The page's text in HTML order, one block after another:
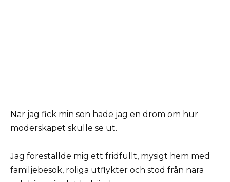
När jag fick min son hade jag en dröm om hur
moderskapet skulle se ut.
Jag föreställde mig ett fridfullt, mysigt hem med
familjebesök, roliga utflykter och stöd från nära